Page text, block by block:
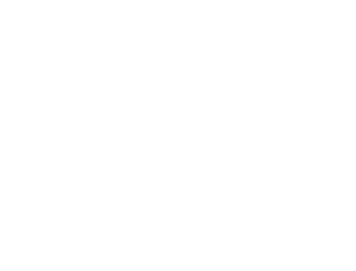
avec les réglementations. Personnalisez vos préférences pour